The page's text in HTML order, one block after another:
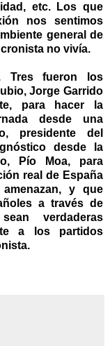
etc. Los que
nos sentimos
general de
no vivía.
Tres fueron los
Jorge Garrido
para hacer la
desde una
presidente del
desde la
Pío Moa, para
real de España
y que
a través de
verdaderas
a los partidos